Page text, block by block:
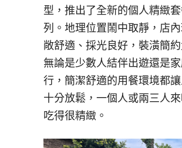
型，推出了全新的個人精緻
列。地理位置鬧中取靜，店
敞舒適、採光良好，裝潢簡約
無論是少數人結伴出遊還是
行，簡潔舒適的用餐環境都讓
十分放鬆，一個人或兩三人
吃得很精緻。